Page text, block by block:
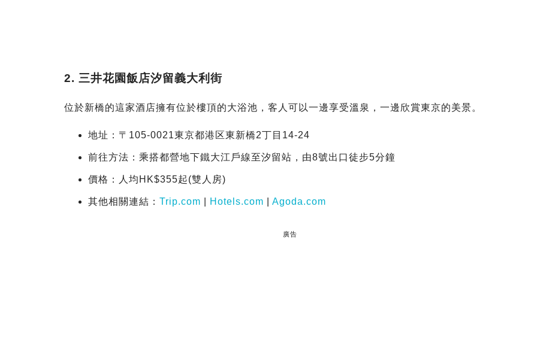
2. 三井花園飯店汐留義大利街
位於新橋的這家酒店擁有位於樓頂的大浴池，客人可以一邊享受溫泉，一邊欣賞東京的美景。
地址：〒105-0021東京都港区東新橋2丁目14-24
前往方法：乘搭都營地下鐵大江戶線至汐留站，由8號出口徒步5分鐘
價格：人均HK$355起(雙人房)
其他相關連結： Trip.com Hotels.com Agoda.com
廣告